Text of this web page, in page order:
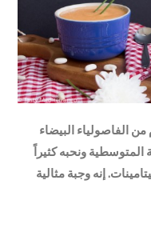
الفاصولياء البيضاء
ونحبه كثيراً
إنه وجبة مثالية